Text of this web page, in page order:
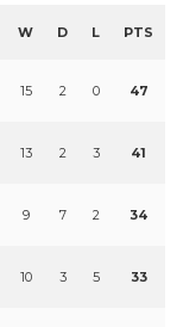
W D L PTS
15 2 0 47
13 2 3 41
9 7 2 34
10 3 5 33